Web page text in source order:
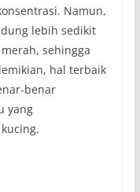
Namun,
lebih sedikit
sehingga
hal terbaik
benar
yang